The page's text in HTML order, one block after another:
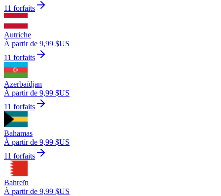
11 forfaits
Autriche
À partir de 9,99 $US
11 forfaits
Azerbaïdjan
À partir de 9,99 $US
11 forfaits
Bahamas
À partir de 9,99 $US
11 forfaits
Bahreïn
À partir de 9,99 $US